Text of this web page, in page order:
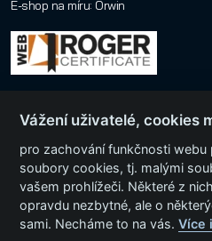
E-shop na míru: Orwin
Menu
Kategorie produktů
Vážení uživatelé, cookies
pro zachování funkčnosti webu
soubory cookies, tj. malými
vašem prohlížeči. Některé z
opravdu nezbytné, ale o
sami. Necháme to na vás.Více